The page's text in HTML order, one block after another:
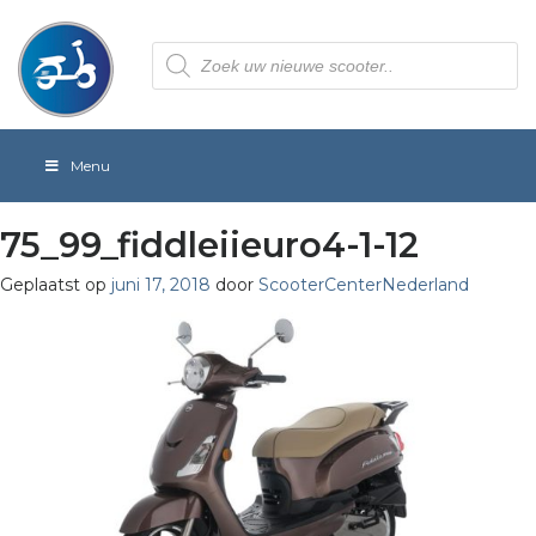
Producten
zoeken
Menu
75_99_fiddleiieuro4-1-12
Geplaatst op juni 17, 2018 door ScooterCenterNederland